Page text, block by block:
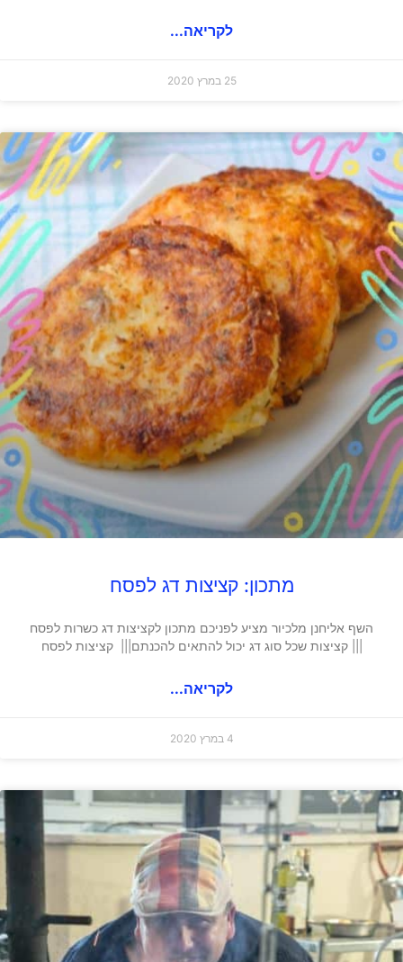
לקריאה...
25 במרץ 2020
מתכון: קציצות דג לפסח
השף אליחנן מלכיור מציע לפניכם מתכון לקציצות דג כשרות לפסח
||| קציצות שכל סוג דג יכול להתאים להכנתם||| קציצות לפסח
לקריאה...
4 במרץ 2020